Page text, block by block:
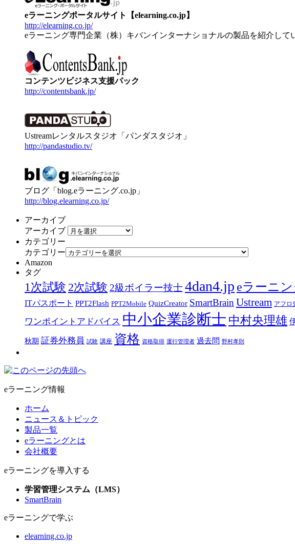
eラーニングポータルサイト【elearning.co.jp】
http://elearning.co.jp/
eラーニング専門企業（株）キバンインターナショナルの製品を紹介して
コンテンツビジネス支援パック
http://contentsbank.jp/
Ustreamレンタルスタジオ「パンダスタジオ」
http://pandastudio.tv/
ブログ「blog.eラーニング.co.jp」
http://blog.elearning.co.jp/
アーカイブ
アーカイブ
カテゴリー
カテゴリー
Amazon
タグ
1次試験 2次試験 2級ボイラー技士4dan4.jp eラーニ
ITパスポート PPT2Flash PPT2Mobile QuizCreator SmartBrain Ustream アフロ
ワンポイントアドバイス 中小企業診断士 中村央理雄
秋期 証券外務員 試験 講座 資格 資格取得 運行管理者 過去問 野村孝則
eラーニング情報
ホーム
ニュース＆トピック
製品一覧
eラーニングとは
会社概要
eラーニングを導入する
学習管理システム（LMS）
SmartBrain
eラーニングで学ぶ
elearning.co.jp